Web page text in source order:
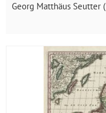
Georg Matthäus Seutter